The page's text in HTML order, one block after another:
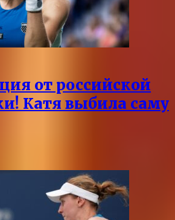
от российской
Катя выбила саму